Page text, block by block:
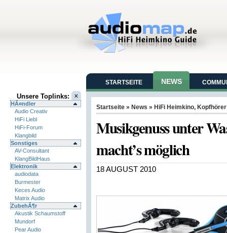
Unsere Toplinks:
HÃ¤ndler
Audio Creativ
HiFi Liebl
HiFi-Forum
Klangbild
Sonstiges
AV-Consultant
KlangBildHaus
Elektronik
audiodata
Burmester
Keces Audio
Matrix Audio
ZubehÃ¶r
Akustik Schaumstoff
Mundorf
Pear Audio
STARTSEITE NEWS
Startseite » News » HiFi Heimkino, Kopfhörer
Musikgenuss unter
macht’s möglich
18 AUGUST 2010